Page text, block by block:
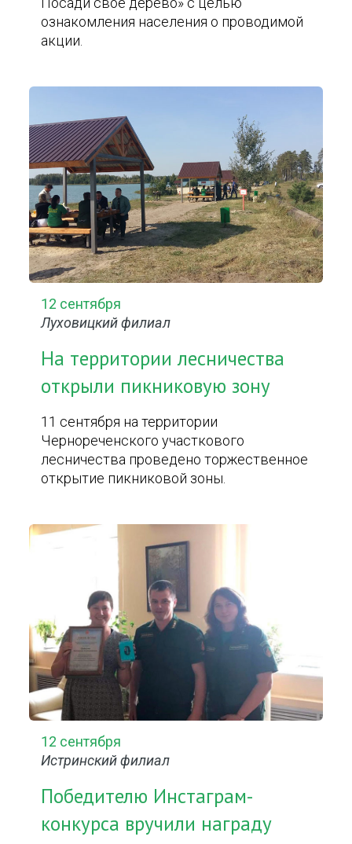
ознакомления населения о проводимой
акции.
12 сентября
Луховицкий филиал
На территории лесничества
открыли пикниковую зону
11 сентября на территории
Чернореченского участкового
лесничества проведено торжественное
открытие пикниковой зоны.
12 сентября
Истринский филиал
Победителю Инстаграм-
конкурса вручили награду